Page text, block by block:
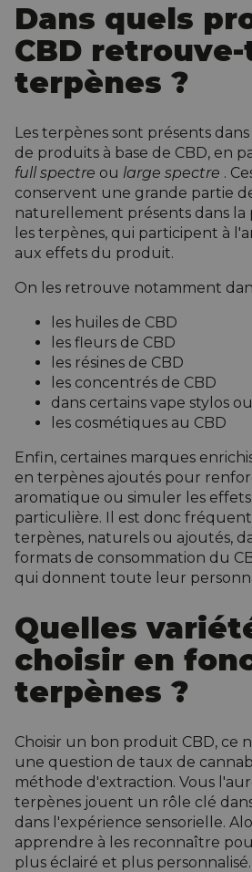
Dans quels
CBD
terpènes ?
Les terpènes sont présents
de produits à base de CBD, en
full spectre ou large spectre .
conservent une grande partie
naturellement présents dans la
les terpènes, qui participent à
aux effets du produit.
On les retrouve notamment
les huiles de CBD
les fleurs de CBD
les résines de CBD
les concentrés de CBD
dans certains vape stylos
les cosmétiques au CBD
Enfin, certaines marques
en terpènes ajoutés pour
aromatique ou simuler les
particulière. Il est donc
terpènes, naturels ou ajoutés,
formats de consommation du
qui donnent toute leur
Quelles
choisir en
terpènes ?
Choisir un bon produit CBD, ce
une question de taux de
méthode d'extraction. Vous
terpènes jouent un rôle clé
dans l'expérience sensorielle.
apprendre à les reconnaître
plus éclairé et plus personnalisé.